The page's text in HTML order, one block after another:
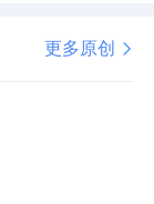
更多原创